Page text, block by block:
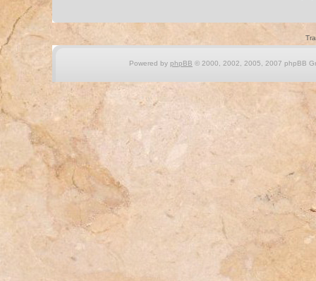
Powered by phpBB © 2000, 2002, 2005, 2007 phpBB